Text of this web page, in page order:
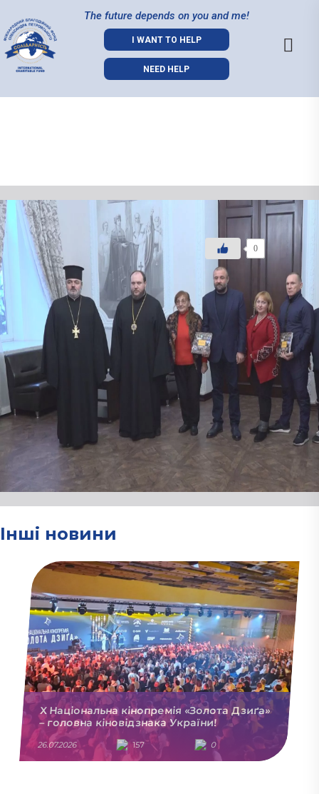
The future depends on you and me!
I WANT TO HELP
NEED HELP
07.01.2022
0
Інші новини
X Національна кінопремія «Золота Дзиґа»
– головна кіновідзнака України!
26.07.2026 157 0